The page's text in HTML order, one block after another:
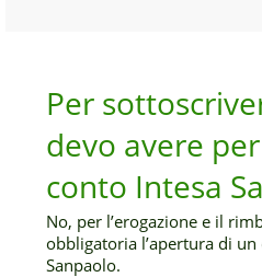
Per
devo avere
conto Intesa
No, per l’erogazione e il
obbligatoria l’apertura di
Sanpaolo.